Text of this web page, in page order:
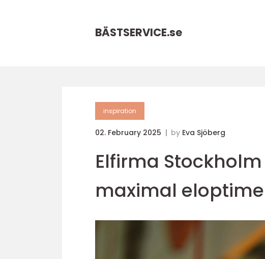
BÄSTSERVICE.se
inspiration
02. February 2025 by Eva Sjöberg
Elfirma
maximal